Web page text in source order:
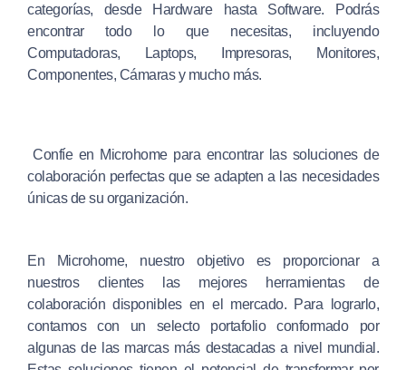
En Microhome, nuestro objetivo es proporcionar a
nuestros clientes las mejores herramientas de
colaboración disponibles en el mercado. Para lograrlo,
contamos con un selecto portafolio conformado por
algunas de las marcas más destacadas a nivel mundial.
categorías, desde Hardware hasta Software. Podrás
encontrar todo lo que necesitas, incluyendo
Computadoras, Laptops, Impresoras, Monitores,
Componentes, Cámaras y mucho más.
Confíe en Microhome para encontrar las soluciones de
colaboración perfectas que se adapten a las necesidades
únicas de su organización.